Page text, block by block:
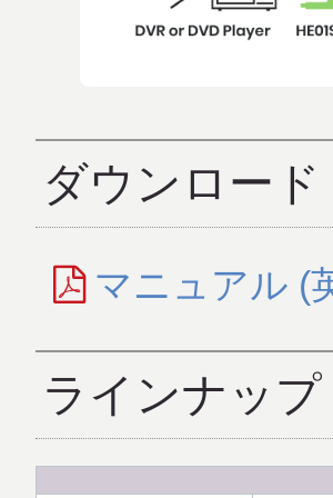
ダウンロード
マニュアル (
ラインナップ